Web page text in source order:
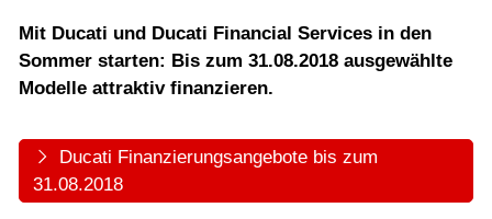
Bekleidung
Über uns
Blog
Mit Ducati und Ducati Financial Services in den
Sommer starten: Bis zum 31.08.2018 ausgewählte
Modelle attraktiv finanzieren.
Ducati Finanzierungsangebote bis zum
31.08.2018